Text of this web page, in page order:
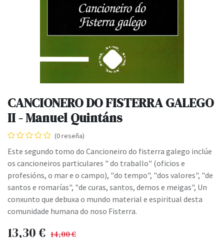
CANCIONERO DO FISTERRA GALEGO
II - Manuel Quintáns
(0 reseña)
Este segundo tomo do Cancioneiro do fisterra galego inclúe
os cancioneiros particulares " do traballo" (oficios e
profesións, o mar e o campo), "do tempo", "dos valores", "de
santos e romarías", "de curas, santos, demos e meigas", Un
conxunto que debuxa o mundo material e espiritual desta
comunidade humana do noso Fisterra.
13,30€ 14,00€